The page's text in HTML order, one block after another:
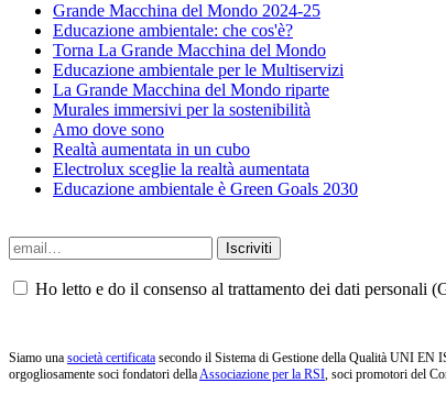
Grande Macchina del Mondo 2024-25
Educazione ambientale: che cos'è?
Torna La Grande Macchina del Mondo
Educazione ambientale per le Multiservizi
La Grande Macchina del Mondo riparte
Murales immersivi per la sostenibilità
Amo dove sono
Realtà aumentata in un cubo
Electrolux sceglie la realtà aumentata
Educazione ambientale è Green Goals 2030
Ho letto e do il consenso al trattamento dei dati personali
Siamo una società certificata secondo il Sistema di Gestione della Qualità UNI EN
orgogliosamente soci fondatori dellaAssociazione per la RSI, soci promotori del